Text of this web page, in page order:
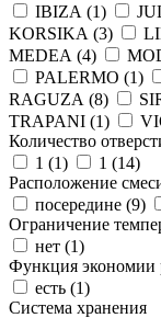
IBIZA (1)
KORSIKA (3)
MEDEA (4)
PALERMO (1)
RAGUZA (8)
TRAPANI (1)
Количество
1 (1) 1 (14)
Расположение
посередине (9)
Ограничение
нет (1)
Функция экономии
есть (1)
Система хранения